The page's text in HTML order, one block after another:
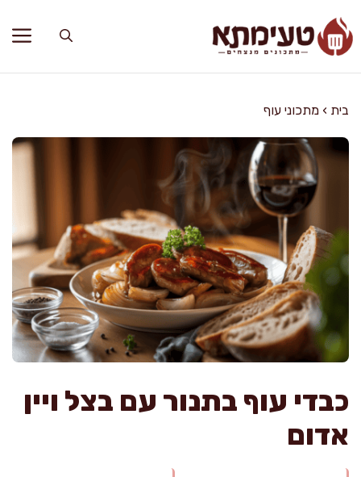
לתוכן
בית › מתכוני עוף
כבדי עוף בתנור עם בצל ויין
אדום